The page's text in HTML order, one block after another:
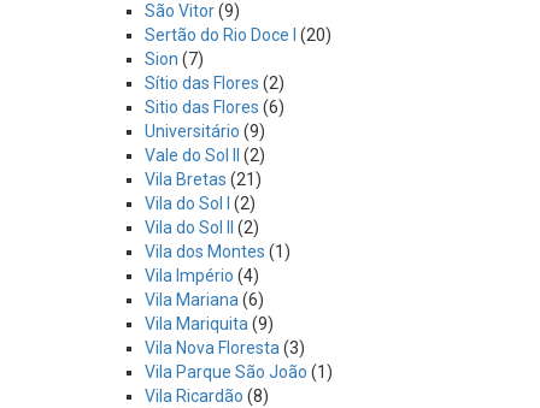
São Vitor(9)
Sertão do Rio Doce I
(20)
Sion (7)
Sítio das Flores (2)
Sitio das Flores (6)
Universitário (9)
Vale do Sol II
(2)
Vila Bretas (21)
Vila do Sol I
(2)
Vila do Sol II
(2)
Vila dos Montes (1)
Vila Império (4)
Vila Mariana(6)
Vila Mariquita(9)
Vila Nova Floresta(3)
Vila Parque São João (1)
Vila Ricardão (8)